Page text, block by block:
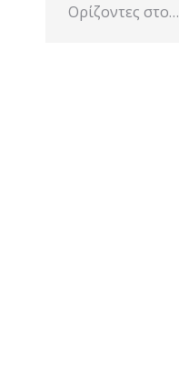
Ορίζοντες στο…